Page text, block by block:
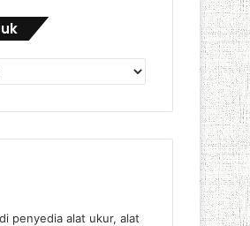
penyedia alat ukur, alat